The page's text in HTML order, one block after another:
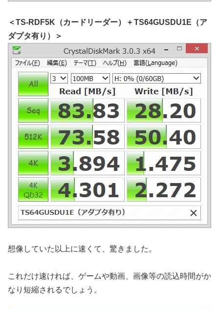
＜TS-RDF5K（カードリーダー） + TS64GUSDU1E（ア
ダプタ有り）＞
想像していた以上に速くて、驚きました。
これだけ速ければ、ゲームや動画、画像等の読込時間がか
なり短縮されるでしょう。